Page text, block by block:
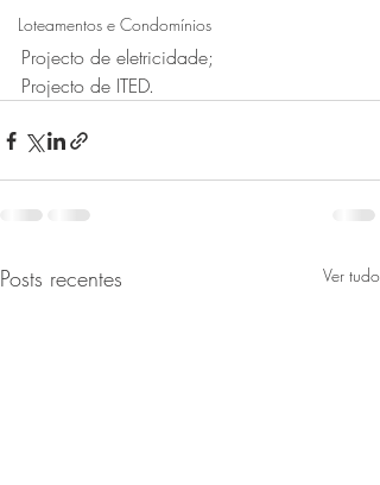
Loteamentos e Condomínios
Projecto de eletricidade;
Projecto de ITED.
Posts recentes Ver tudo